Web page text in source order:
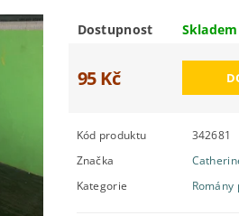
Dostupnost Skladem
95 Kč
Kód produktu
342681
Značka
Kategorie
Romány